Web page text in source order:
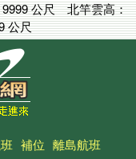
9999 公尺北竿雲高：
公尺
補位 離島航班